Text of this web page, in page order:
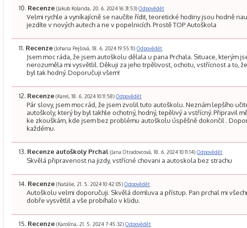
Recenze(Jakub Kolanda, 20. 6. 2024 16:31:53) Odpovědět
Velmi rychle a vyníkajícně se naučíte řídit, teoretické hodiny jsou hodně
jezdíte v nových autech a ne v popelnicích. Prostě TOP Autoškola
Recenze(Johana Pejšová, 18. 6. 2024 19:55:11) Odpovědět
Jsem moc ráda, že jsem autoškolu dělala u pana Prchala. Situace, kterým
nerozuměla mi vysvětlil. Děkuji za jeho trpělivost, ochotu, vstřícnost a to,
byl tak hodný. Doporučuji všem!
Recenze(Karel, 18. 6. 2024 10:11:58) Odpovědět
Pár slovy, jsem moc rád, že jsem zvolil tuto autoškolu. Neznám lepšího
autoškoly, který by byl takhle ochotný, hodný, tepělivý a vstřícný. Připravil
ke zkouškám, kde jsem bez problému autoškolu úspěšně dokončil .
každému.
Recenze autoškoly Prchal(Jana Otradovcová, 18. 6. 2024 10:11:14) Odpovědět
Skvělá připravenost na jizdy, vstřícné chovani a autoskola bez strachu
Recenze(Natálie, 21. 5. 2024 10:42:05) Odpovědět
Autoškolu velmi doporučuji. Skvělá domluva a přístup. Pan prchal mi
dobře vysvětlil a vše probíhalo v klidu.
Recenze(Karolína, 21. 5. 2024 7:45:32) Odpovědět